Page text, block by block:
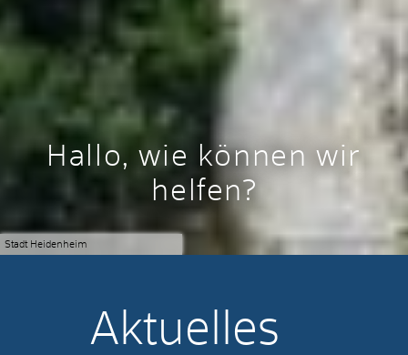
Stadt Heidenheim
Hallo, wie können wir
helfen?
Aktuelles